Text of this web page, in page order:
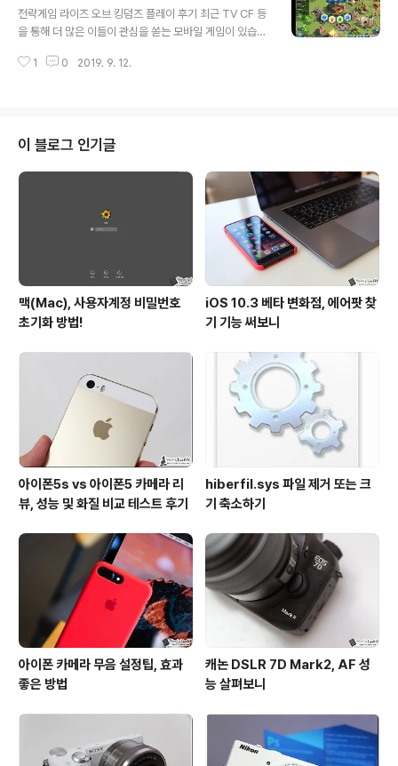
을 즐기는 분들이라면 그중에서 믿고 플레이할 수 있는 '기
대작'이라 손꼽히는 것들을 자연스럽게 찾게 되고, 새롭게
경험하며 게임을 즐기고, 이 이상의 즐거움을 안겨줄 새로
전략게임 라이즈 오브 킹덤즈 플레이 후기 최근 TV CF 등
을 통해 더 많은 이들이 관심을 쏟는 모바일 게임이 있습니
킹덤즈'가 그것인데요. 정통 SLG 장르로 그 특유의 재미와
요. 라이즈오브킹덤즈연구소 라이즈오브킹덤즈 한국인 최
초 국왕! 한국 최대연맹! 한국인 랭킹1위와 함께 즐기는 라
이즈오브킹덤 연구소 입니다. 초보자 공략 및 화려한 전쟁
영상 등 다양한 컨텐츠를 소개합니다. 연구소 조직도 연구
소장: #1274 아이유 선생님 연구원: #1274 두루미, 조조
1 0 2019. 9. 12.
이 블로그 인기글
맥(Mac), 사용자계정 비밀번호
초기화 방법!
iOS 10.3 베타 변화점, 에어팟 찾
기 기능 써보니
아이폰5s vs 아이폰5 카메라 리
뷰, 성능 및 화질 비교 테스트 후기
hiberfil.sys 파일 제거 또는 크
기 축소하기
아이폰 카메라 무음 설정팁, 효과
좋은 방법
캐논 DSLR 7D Mark2, AF 성
능 살펴보니